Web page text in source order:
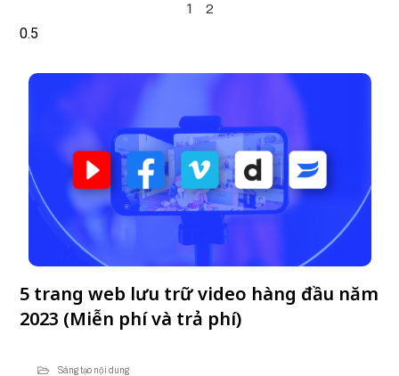
1
2
5 trang web lưu trữ video hàng đầu năm
2023 (Miễn phí và trả phí)
Sáng tạo nội dung